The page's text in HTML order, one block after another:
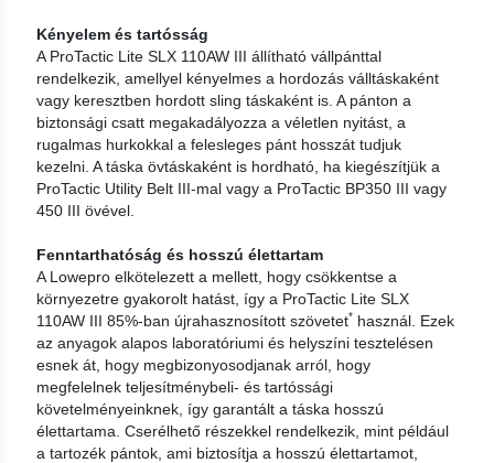
Kényelem és tartósság
A ProTactic Lite SLX 110AW III állítható vállpánttal
rendelkezik, amellyel kényelmes a hordozás válltáskaként
vagy keresztben hordott sling táskaként is. A pánton a
biztonsági csatt megakadályozza a véletlen nyitást, a
rugalmas hurkokkal a felesleges pánt hosszát tudjuk
kezelni. A táska övtáskaként is hordható, ha kiegészítjük a
ProTactic Utility Belt III-mal vagy a ProTactic BP350 III vagy
450 III övével.
Fenntarthatóság és hosszú élettartam
A Lowepro elkötelezett a mellett, hogy csökkentse a
környezetre gyakorolt hatást, így a ProTactic Lite SLX
110AW III 85%-ban újrahasznosított szövetet* használ. Ezek
az anyagok alapos laboratóriumi és helyszíni tesztelésen
esnek át, hogy megbizonyosodjanak arról, hogy
megfelelnek teljesítménybeli- és tartóssági
követelményeinknek, így garantált a táska hosszú
élettartama. Cserélhető részekkel rendelkezik, mint például
a tartozék pántok, ami biztosítja a hosszú élettartamot,